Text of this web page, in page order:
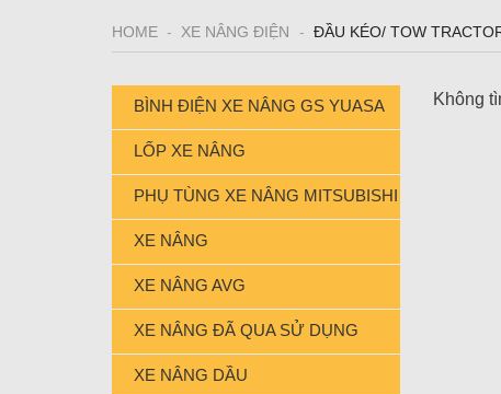
HOME - XE NÂNG ĐIỆN - ĐẦU KÉO/ TOW
BÌNH ĐIỆN XE NÂNG GS YUASA
LỐP XE NÂNG
PHỤ TÙNG XE NÂNG MITSUBISHI
XE NÂNG
XE NÂNG AVG
XE NÂNG ĐÃ QUA SỬ DỤNG
XE NÂNG DẦU
Không